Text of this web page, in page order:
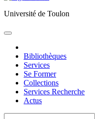
Université de Toulon
Toggle
Bibliothèques
Services
Se Former
Collections
Services Recherche
Actus